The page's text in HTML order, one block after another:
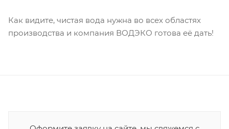
Как видите, чистая вода нужна во всех областях
производства и компания ВОДЭКО готова её дать!